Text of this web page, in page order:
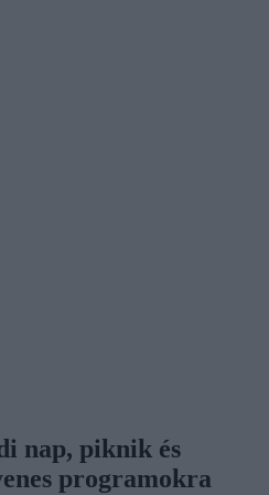
nap, piknik és
programokra